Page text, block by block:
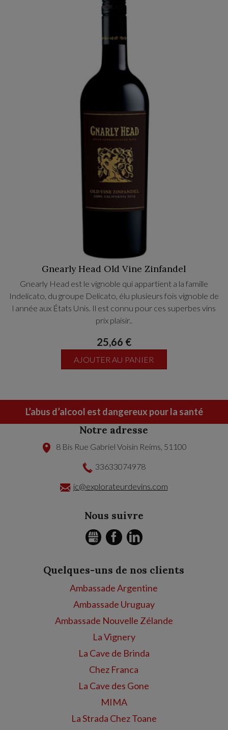
Gnearly Head Old Vine Zinfandel
Gnearly Head est le vignoble qui appartient a la famille
Indelicato, du groupe Delicato, élu plusieurs fois vignoble de
l année aux États Unis. Il est connu pour ces superbes vins
prix plaisir..
25,66 €
AJOUTER AU PANIER
L’abus d’alcool est dangereux pour la santé
Notre adresse
8 Bis Rue Gabriel Voisin Reims, 51100
33633074978
jc@explorateurdevins.com
Nous suivre
GMB FACEBOOK
Quelques-uns de nos clients
Ambassade Argentine
Ambassade Uruguay
Ambassade Nouvelle Zélande
La Vignery
La Cave de Brinda
Chez Franca
La Cave des Gone
MIMA
La Strada Chez Toane